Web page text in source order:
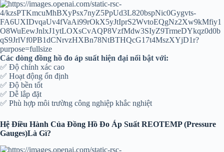
Các dòng đồng hồ đo áp suất hiện đại nổi bật với:
✅ Độ chính xác cao
✅ Hoạt động ổn định
✅ Độ bền tốt
✅ Dễ lắp đặt
✅ Phù hợp môi trường công nghiệp khắc nghiệt
Hệ Điều Hành Của Đồng Hồ Đo Áp Suất REOTEMP (Pressure
Gauges)Là Gì?